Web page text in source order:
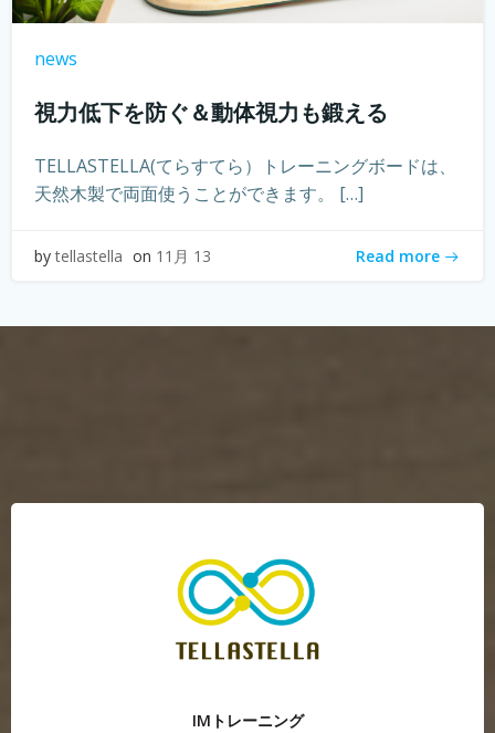
news
視力低下を防ぐ＆動体視力も鍛える
TELLASTELLA(てらすてら）トレーニングボードは、
天然木製で両面使うことができます。 […]
by tellastella on 11月 13 Read more
IMトレーニング